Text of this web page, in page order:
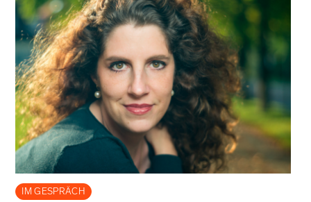
IM GESPRÄCH